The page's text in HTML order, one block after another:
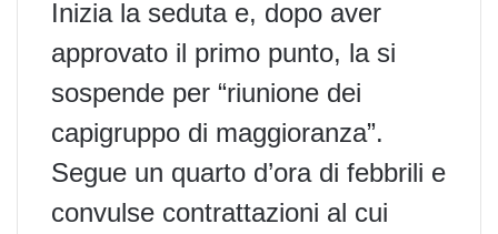
Inizia la seduta e, dopo aver
approvato il primo punto, la si
sospende per “riunione dei
capigruppo di maggioranza”.
Segue un quarto d’ora di febbrili e
convulse contrattazioni al cui